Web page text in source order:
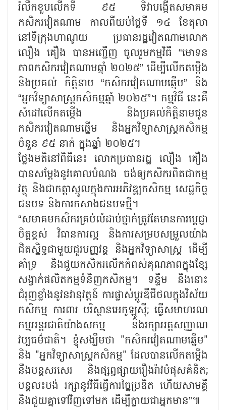
រំលឹកខួបលើកទី ៩៥ ទិវាបង្កើតសមាគម
កសិករវៀតណាម កាលពីយប់ថ្ងៃទី ១៤ ខែតុលា
នៅទីក្រុងហាណូយ ប្រធានរដ្ឋវៀតណាមលោក
លឿង គឿង បានអញ្ជើញ ចូលរួមកម្មវិធី “មោទន
ភាពកសិករវៀតណាមឆ្នាំ ២០២៥” ដើម្បីលើកតម្កើង
និងប្រគល់ កិត្តិនាម “កសិករវៀតណាមឆ្នើម” និង
“អ្នកវិទ្យាសាស្ត្រកសិកម្មឆ្នាំ ២០២៥”។ កម្មវិធី នេះគឺ
សំដៅលើកតម្កើង និងប្រគល់កិត្តិនាមជូន
កសិករវៀតណាមឆ្នើម និងអ្នកវិទ្យាសាស្ត្រកសិកម្ម
ចំនួន ៩៥ នាក់ ក្នុងឆ្នាំ ២០២៥។
ថ្លែងមតិនៅពិធីនេះ លោកប្រធានរដ្ឋ លឿង គឿង
បានសម្ដែងនូវគោលបំណង ចង់ឲ្យកសិករពិតជាកម្ម
វត្ថុ និងជាកត្តាស្នូលក្នុងការអភិវឌ្ឍកសិកម្ម សេដ្ឋកិច្ច
ជនបទ និងការកសាងជនបទថ្មី។
“សមាគមកសិករគ្រប់លំដាប់ថ្នាក់ត្រូវតែមានការប្តេជ្ញា
ចិត្តខ្ពស់ វិធានការល្អ និងការសម្របសម្រួលយ៉ាង
ជិតស្និទ្ធជាមួយជួរបញ្ញវន្ត និងអ្នកវិទ្យាសាស្ត្រ ដើម្បី
គាំទ្រ និងជួយកសិករលើកកំពស់គុណភាពក្នុងខ្សែ
សង្វាក់ផលិតកម្មទំនិញកសិកម្ម។ ទន្ទឹម នឹងនោះ
ជំរុញខ្លាំងនូវនវានុវត្តន៍ ការផ្លាស់ប្តូរឌីជីថលក្នុងវិស័យ
កសិកម្ម ការពារ បរិស្ថានអេកូឡូស៊ី; ធ្វើសមាហរណ
កម្មអន្តរជាតិយ៉ាងសកម្ម និងរក្សាអត្តសញ្ញាណ
វប្បធម៌ជាតិ។ ខ្ញុំសង្ឃឹមថា "កសិករវៀតណាមឆ្នើម"
និង "អ្នកវិទ្យាសាស្ត្រកសិកម្ម" ដែលបានលើកតម្កើង
នឹងបន្តសរសេរ និងផ្សព្វផ្សាយរឿងរ៉ាវបំផុសគំនិត;
បន្តលះបង់ រក្សានូវវិធីធ្វើការច្នៃប្រឌិត ហើយសាមគ្គី
និងជួយគ្នាទៅវិញទៅមក ដើម្បីក្លាយជាអ្នកមាន”៕